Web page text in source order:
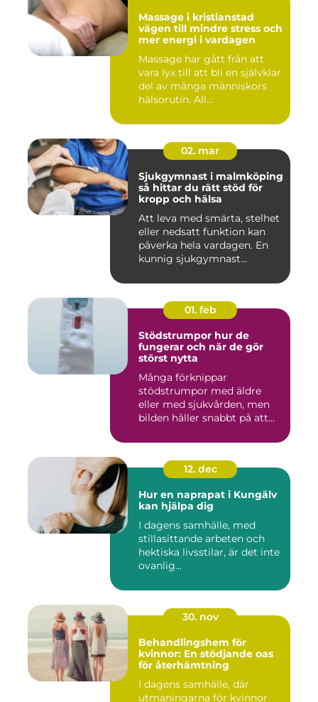
Massage i kristianstad
vägen till mindre stress och
mer energi i vardagen
Massage har gått från att
vara lyx till att bli en självklar
del av många människors
hälsorutin. All...
02. mar
Sjukgymnast i malmköping
så hittar du rätt stöd för
kropp och hälsa
Att leva med smärta, stelhet
eller nedsatt funktion kan
påverka hela vardagen. En
kunnig sjukgymnast...
01. feb
Stödstrumpor hur de
fungerar och när de gör
störst nytta
Många förknippar
stödstrumpor med äldre
eller med sjukvården, men
bilden håller snabbt på att
12. dec
Hur en naprapat i Kungälv
kan hjälpa dig
I dagens samhälle, med
stillasittande arbeten och
hektiska livsstilar, är det inte
ovanlig...
30. nov
Behandlingshem för
kvinnor: En stödjande oas
för återhämtning
I dagens samhälle, där
utmaningarna för kvinnor